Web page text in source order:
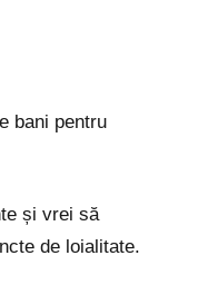
bani pentru
și vrei să
de loialitate.